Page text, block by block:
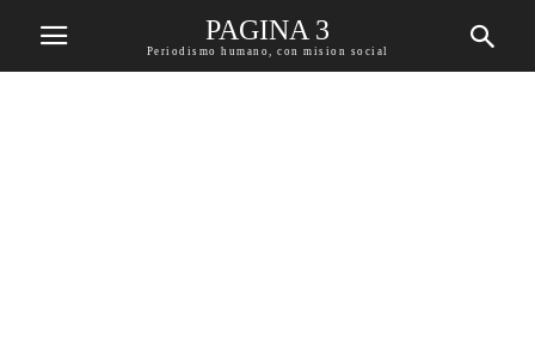
PAGINA 3
Periodismo humano, con mision social